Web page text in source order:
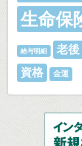
生命保
給与明細 老後
資格 金運